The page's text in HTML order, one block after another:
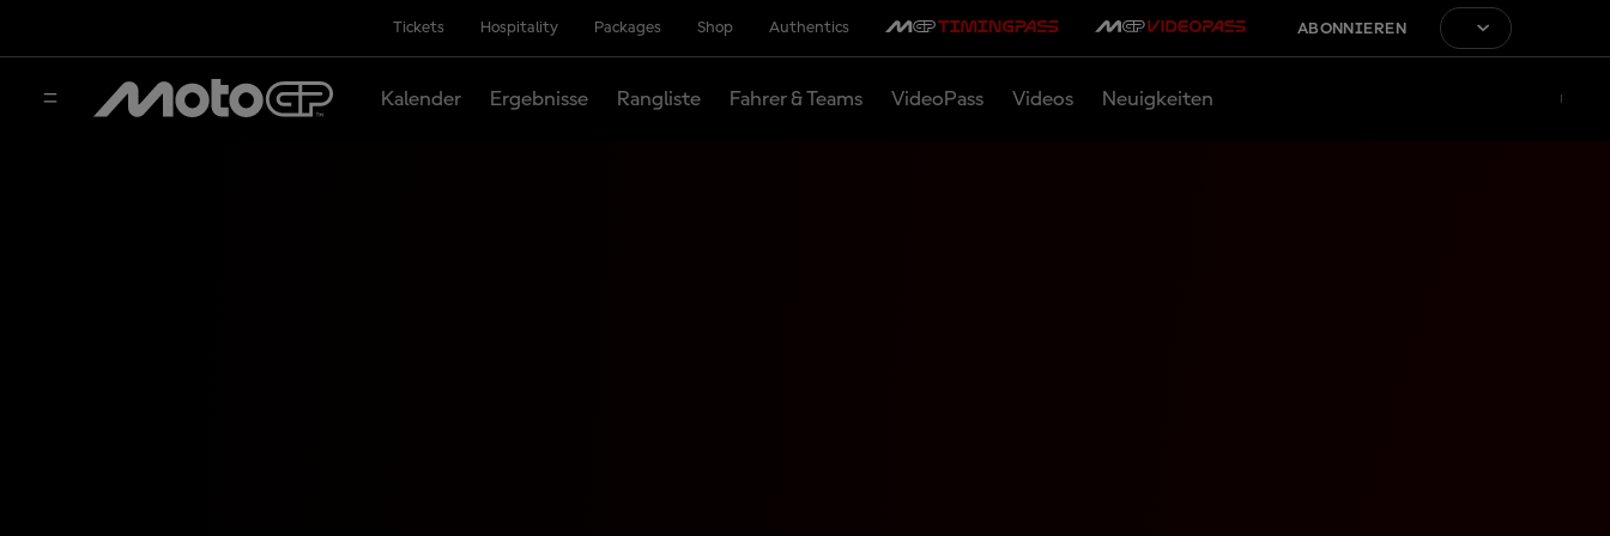
Tickets Hospitality Packages Shop Authentics ABONNIEREN
Kalender Ergebnisse Rangliste Fahrer & Teams VideoPass Videos Neuigkeiten